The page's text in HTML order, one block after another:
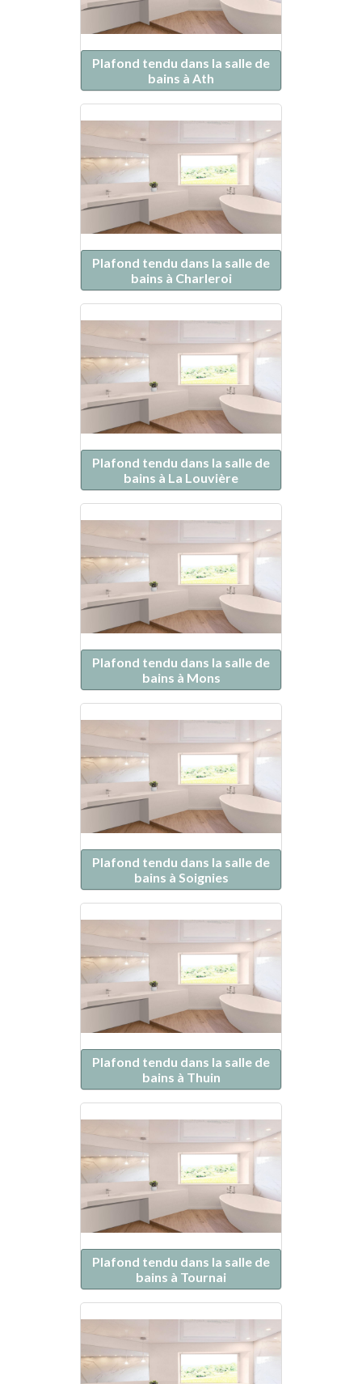
Plafond tendu dans la salle de
bains à Ath
Plafond tendu dans la salle de
bains à Charleroi
Plafond tendu dans la salle de
bains à La Louvière
Plafond tendu dans la salle de
bains à Mons
Plafond tendu dans la salle de
bains à Soignies
Plafond tendu dans la salle de
bains à Thuin
Plafond tendu dans la salle de
bains à Tournai